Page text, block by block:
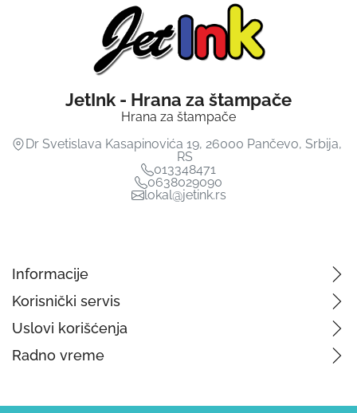
JetInk - Hrana za štampače
Hrana za štampače
Dr Svetislava Kasapinovića 19, 26000 Pančevo, Srbija,
RS
013348471
0638029090
lokal@jetink.rs
Informacije
Korisnički servis
Uslovi korišćenja
Radno vreme